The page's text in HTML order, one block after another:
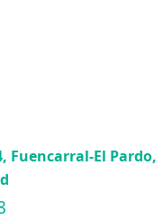
Fuencarral-El Pardo,